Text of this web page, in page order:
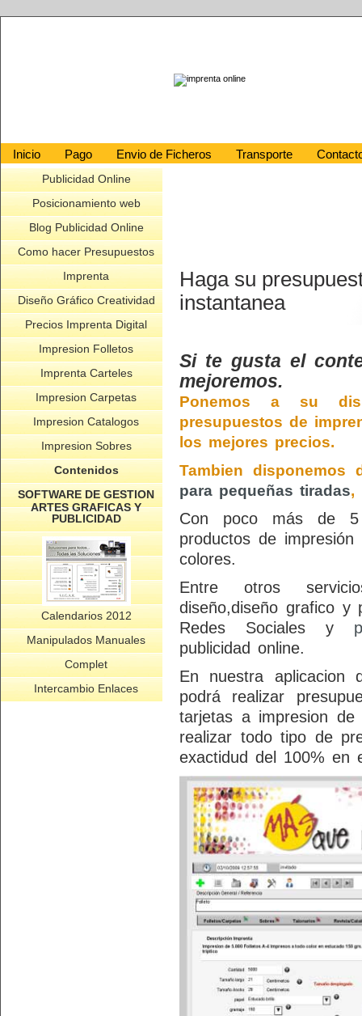
Inicio Pago Envio de Ficheros Transporte
Publicidad Online
Posicionamiento web
Blog Publicidad Online
Como hacer Presupuestos
Imprenta
Diseño Gráfico Creatividad
Precios Imprenta Digital
Impresion Folletos
Imprenta Carteles
Impresion Carpetas
Impresion Catalogos
Impresion Sobres
Contenidos
SOFTWARE DE GESTION
ARTES GRAFICAS Y
PUBLICIDAD
Calendarios 2012
Manipulados Manuales
Complet
Intercambio Enlaces
Haga su
instantanea
Si te gusta el
mejoremos.
Ponemos a su
presupuestos de
los mejores precios.
Tambien
para pequeñas tiradas,
Con poco más de 5
productos de
colores.
Entre otros
diseño,diseño grafico y
Redes Sociales y
publicidad online.
En nuestra aplicacion
podrá realizar
tarjetas a impresion
realizar todo tipo de
exactidud del 100% en